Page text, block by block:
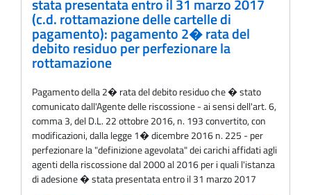
stata presentata entro il 31 marzo 2017
(c.d. rottamazione delle cartelle di
pagamento): pagamento 2� rata del
debito residuo per perfezionare la
rottamazione
Pagamento della 2� rata del debito residuo che � stato
comunicato dall'Agente delle riscossione - ai sensi dell'art. 6,
comma 3, del D.L. 22 ottobre 2016, n. 193 convertito, con
modificazioni, dalla legge 1� dicembre 2016 n. 225 - per
perfezionare la "definizione agevolata" dei carichi affidati agli
agenti della riscossione dal 2000 al 2016 per i quali l'istanza
di adesione � stata presentata entro il 31 marzo 2017